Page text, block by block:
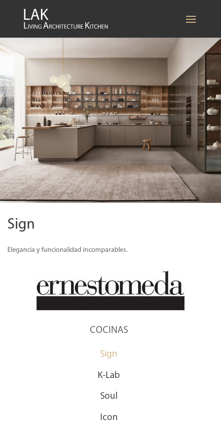
Sign
Elegancia y funcionalidad incomparables.
COCINAS
Sign
K-Lab
Soul
Icon